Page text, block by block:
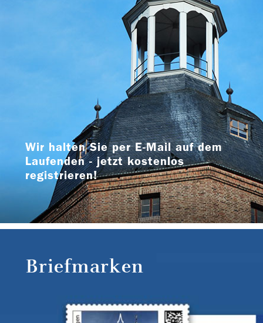
Wir halten Sie per E-Mail auf dem
Laufenden - jetzt kostenlos
registrieren!
Briefmarken